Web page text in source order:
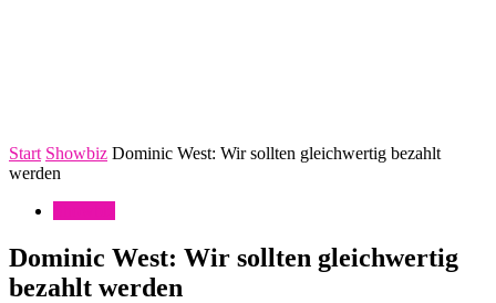
Start Showbiz Dominic West: Wir sollten gleichwertig bezahlt
werden
Dominic West: Wir sollten gleichwertig
bezahlt werden